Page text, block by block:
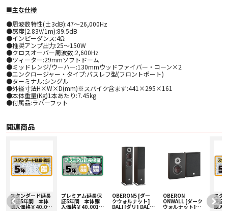
■主な仕様
●周波数特性(±3dB):47～26,000Hz
●感度(2.83V/1m):89.5dB
●インピーダンス:4Ω
●推奨アンプ出力:25～150W
●クロスオーバー周波数:2,600Hz
●ツィーター:29mmソフトドーム
●ミッドレンジ/ウーハー:130mmウッドファイバー・コーン×2
●エンクロージャー・タイプ:バスレフ型(フロントポート)
●ターミナル:シングル
●外径寸法H×W×D(mm)※スパイク含まず:441×295×161
●本体重量(Kg)1本あたり:7.45kg
●付属品:ラバーフット
関連商品
スタンダード延長
保証5年間 本体
購入価格￥40,001
プレミアム延長保
証5年間 本体購
入価格￥40,001～
OBERON5 [ダー
クウォルナット]
DALI [ダリ] DALI
OBERON
ONWALL [ダーク
ウォルナット]
スタ
保証
購入